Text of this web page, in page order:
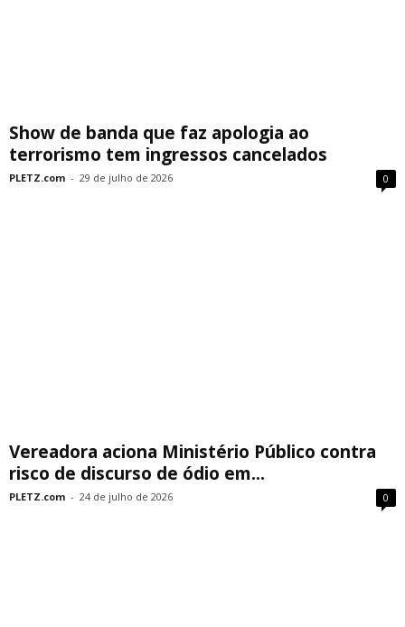
Show de banda que faz apologia ao
terrorismo tem ingressos cancelados
PLETZ.com - 29 de julho de 2026 0
Vereadora aciona Ministério Público contra
risco de discurso de ódio em...
PLETZ.com - 24 de julho de 2026 0